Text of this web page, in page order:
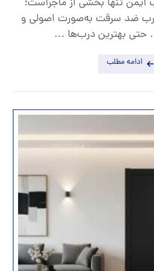
ضد سرقت به‌صورت اصولی و
حتی بهترین درب‌ها ...
ادامه مطلب